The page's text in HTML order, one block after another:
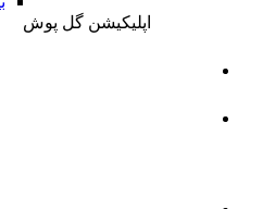
اپلیکیشن گل پوش